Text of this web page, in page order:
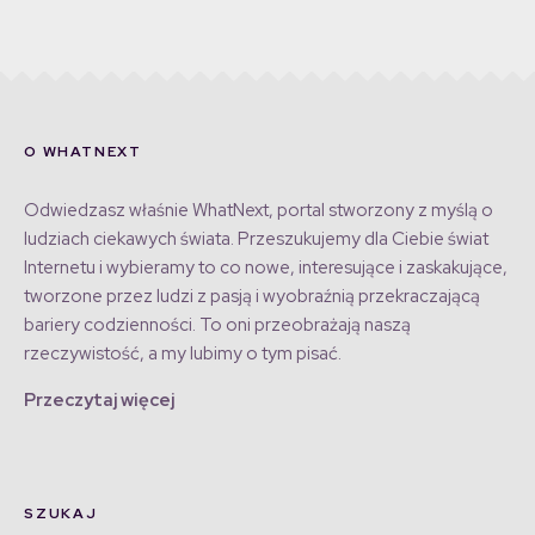
O WHATNEXT
Odwiedzasz właśnie WhatNext, portal stworzony z myślą o
ludziach ciekawych świata. Przeszukujemy dla Ciebie świat
Internetu i wybieramy to co nowe, interesujące i zaskakujące,
tworzone przez ludzi z pasją i wyobraźnią przekraczającą
bariery codzienności. To oni przeobrażają naszą
rzeczywistość, a my lubimy o tym pisać.
Przeczytaj więcej
SZUKAJ